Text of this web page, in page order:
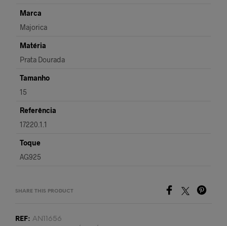
Marca
Majorica
Matéria
Prata Dourada
Tamanho
15
Referência
17220.1.1
Toque
AG925
SHARE THIS PRODUCT
REF: AN11656